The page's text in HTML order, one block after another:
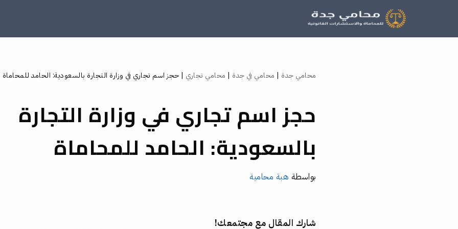
محامي جدة | محامي في جدة | محامي تجاري | حجز اسم تجاري في وزارة التجارة بالسعودية: الحامد للمحاماة
حجز اسم تجاري في وزارة التجارة
بالسعودية: الحامد للمحاماة
بواسطة هبة محامية
شارك المقال مع مجتمعك!